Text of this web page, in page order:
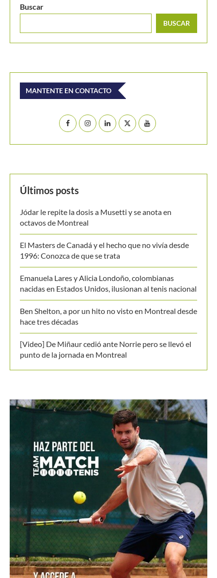
Buscar
BUSCAR
MANTENTE EN CONTACTO
Últimos posts
Jódar le repite la dosis a Musetti y se anota en
octavos de Montreal
El Masters de Canadá y el hecho que no vivía desde
1996: Conozca de que se trata
Emanuela Lares y Alicia Londoño, colombianas
nacidas en Estados Unidos, ilusionan al tenis nacional
Ben Shelton, a por un hito no visto en Montreal desde
hace tres décadas
[Video] De Miñaur cedió ante Norrie pero se llevó el
punto de la jornada en Montreal